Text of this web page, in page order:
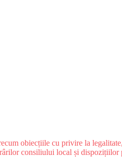
obiecțiile cu privire la
consiliului local și